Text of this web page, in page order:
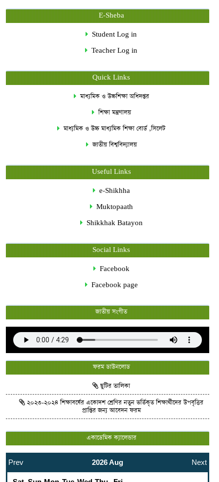
E-Sheba
Student Log in
Teacher Log in
Quick Links
মাধ্যমিক ও উচ্চশিক্ষা অধিদপ্তর
শিক্ষা মন্ত্রণালয়
মাধ্যমিক ও উচ্চ মাধ্যমিক শিক্ষা বোর্ড ,সিলেট
জাতীয় বিশ্ববিদ্যালয়
Useful Links
e-Shikhha
Muktopaath
Shikkhak Batayon
Social Links
Facebook
Facebook page
জাতীয় সংগীত
ফরম ডাউনলোড
ছুটির তালিকা
২০২৩-২০২৪ শিক্ষাবর্ষের একোদশ শ্রেণির নতুন ভর্তিকৃত শিক্ষার্থীদের উপবৃত্তির
প্রাপ্তির জন্য আবেদন ফরম
একাডেমিক ক্যালেন্ডার
Prev 2026 Aug Next